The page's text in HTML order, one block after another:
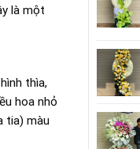
là một
thìa,
hoa nhỏ
tia) màu